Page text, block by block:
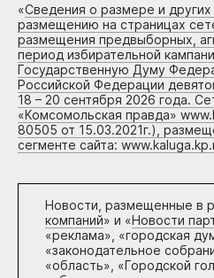
«Сведения о размере и других
размещению на страницах
размещения предвыборных,
период избирательной
Государственную Думу
Российской Федерации
18 – 20 сентября 2026 года.
«Комсомольская правда»
80505 от 15.03.2021г.),
сегменте сайта:
Новости, размещенные в
компаний» и «Новости
«реклама», «городская
«законодательное
«область», «Городской